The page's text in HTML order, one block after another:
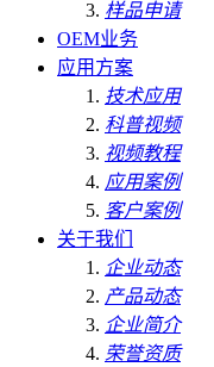
样品申请
OEM业务
应用方案
技术应用
科普视频
视频教程
应用案例
客户案例
关于我们
企业动态
产品动态
企业简介
荣誉资质